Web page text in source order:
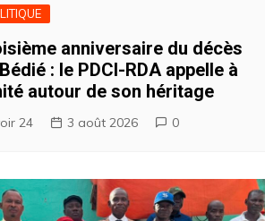
anniversaire du décès
: le PDCI-RDA appelle à
autour de son héritage
24 3 août 2026 0